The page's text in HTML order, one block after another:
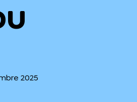
2025